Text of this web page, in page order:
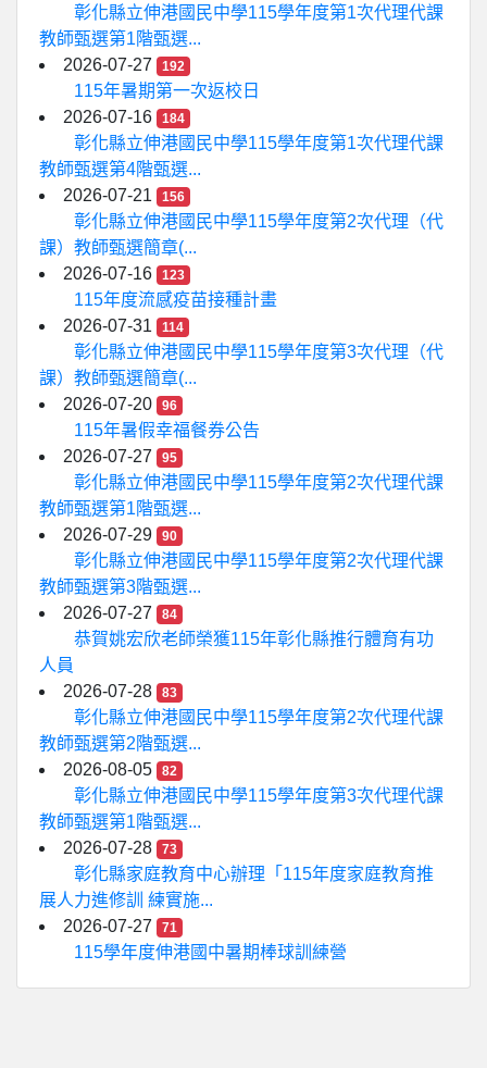
彰化縣立伸港國民中學115學年度第1次代理代課
教師甄選第1階甄選...
2026-07-27
192
115年暑期第一次返校日
2026-07-16
184
彰化縣立伸港國民中學115學年度第1次代理代課
教師甄選第4階甄選...
2026-07-21
156
彰化縣立伸港國民中學115學年度第2次代理（代
課）教師甄選簡章(...
2026-07-16
123
115年度流感疫苗接種計畫
2026-07-31
114
彰化縣立伸港國民中學115學年度第3次代理（代
課）教師甄選簡章(...
2026-07-20
96
115年暑假幸福餐券公告
2026-07-27
95
彰化縣立伸港國民中學115學年度第2次代理代課
教師甄選第1階甄選...
2026-07-29
90
彰化縣立伸港國民中學115學年度第2次代理代課
教師甄選第3階甄選...
2026-07-27
84
恭賀姚宏欣老師榮獲115年彰化縣推行體育有功
人員
2026-07-28
83
彰化縣立伸港國民中學115學年度第2次代理代課
教師甄選第2階甄選...
2026-08-05
82
彰化縣立伸港國民中學115學年度第3次代理代課
教師甄選第1階甄選...
2026-07-28
73
彰化縣家庭教育中心辦理「115年度家庭教育推
展人力進修訓 練實施...
2026-07-27
71
115學年度伸港國中暑期棒球訓練營